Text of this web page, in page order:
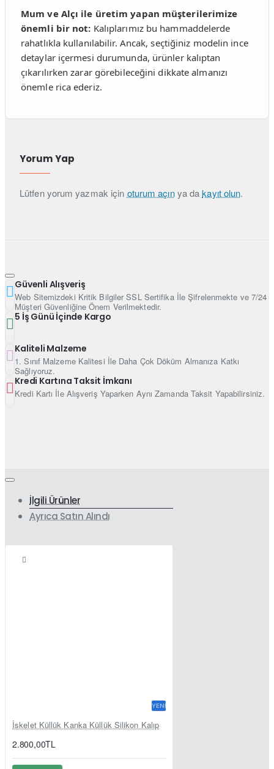
Mum ve Alçı ile üretim yapan müşterilerimize
önemli bir not: Kalıplarımız bu hammaddelerde
rahatlıkla kullanılabilir. Ancak, seçtiğiniz modelin ince
detaylar içermesi durumunda, ürünler kalıptan
çıkarılırken zarar görebileceğini dikkate almanızı
önemle rica ederiz.
Yorum Yap
Lütfen yorum yazmak için oturum açınya dakayıt olun.
Güvenli Alışveriş
Web Sitemizdeki Kritik Bilgiler SSL Sertifika İle Şifrelenmekte ve 7/24
Müşteri Güvenliğine Önem Verilmektedir.
5 İş Günü İçinde Kargo
Kaliteli Malzeme
1. Sınıf Malzeme Kalitesi İle Daha Çok Döküm Almanıza Katkı
Sağlıyoruz.
Kredi Kartına Taksit İmkanı
Kredi Kartı İle Alışveriş Yaparken Aynı Zamanda Taksit Yapabilirsiniz.
İlgili Ürünler
Ayrıca Satın Alındı
YENI
İskelet Küllük Kanka Küllük Silikon Kalıp
2.800,00TL